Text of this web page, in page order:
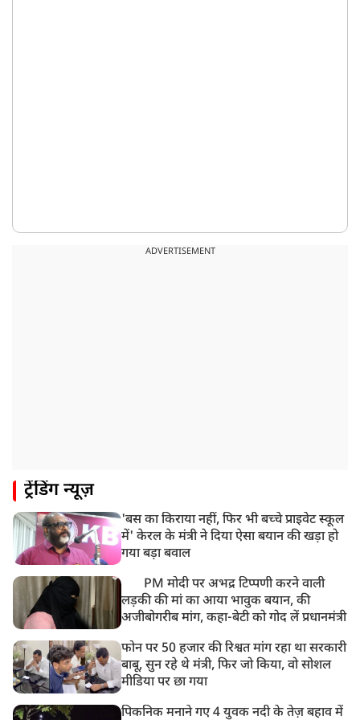
ADVERTISEMENT
ट्रेंडिंग न्यूज़
'बस का किराया नहीं, फिर भी बच्चे प्राइवेट स्कूल
में' केरल के मंत्री ने दिया ऐसा बयान की खड़ा हो
गया बड़ा बवाल
PM मोदी पर अभद्र टिप्पणी करने वाली
लड़की की मां का आया भावुक बयान, की
अजीबोगरीब मांग, कहा-बेटी को गोद लें प्रधानमंत्री
फोन पर 50 हजार की रिश्वत मांग रहा था सरकारी
बाबू, सुन रहे थे मंत्री, फिर जो किया, वो सोशल
मीडिया पर छा गया
पिकनिक मनाने गए 4 युवक नदी के तेज़ बहाव में